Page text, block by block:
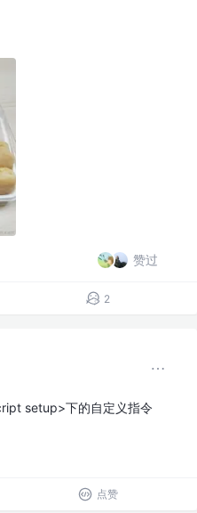
赞过
2
setup>下的自定义指令
点赞